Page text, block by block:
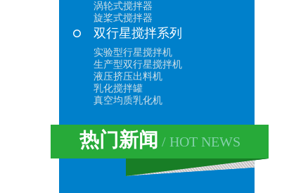
涡轮式搅拌器
旋桨式搅拌器
双行星搅拌系列
实验型行星搅拌机
生产型双行星搅拌机
液压挤压出料机
乳化搅拌罐
真空均质乳化机
热门新闻 / HOT NEWS